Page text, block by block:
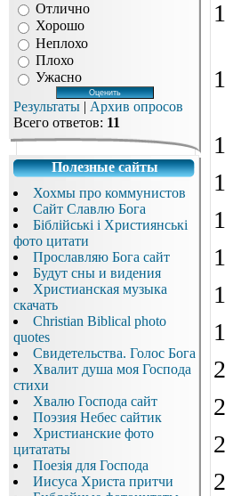
Отлично
Хорошо
Неплохо
Плохо
Ужасно
Результаты | Архив опросов
Всего ответов: 11
Полезные сайты
Хохмы про коммунистов
Сайт Славлю Бога
Біблійські і Християнські
фото цитати
Прославляю Бога сайт
Будут сны и видения
Христианская музыка
скачать
Christian Biblical photo
quotes
Свидетельства. Голос Бога
Хвалит душа моя Господа
стихи
Хвалю Господа сайт
Поэзия Небес сайтик
Христианские фото
цитататы
Поезія для Господа
Иисуса Христа притчи